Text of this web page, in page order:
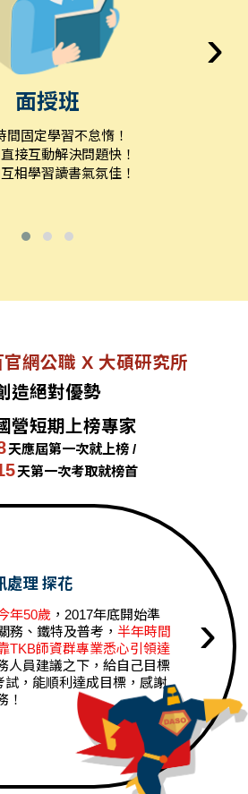
面授班
間固定學習不怠惰！
接互動解決問題快！
相學習讀書氣氛佳！
›
官網公職 X 大碩研究所
造絕對優勢
營短期上榜專家
天應屆第一次就上榜 /
天第一次考取就榜首
處理 探花
年50歲 ，2017年底開始準
務、鐵特及普考，半年時間
TKB師資群專業悉心引領達
人員建議之下，給自己目標
試，能順利達成目標，感謝
！
›
工程
安全
行政
檢驗
榜首
行政
工程 榜首
工程
驗 榜首
榜首
保技術 榜首